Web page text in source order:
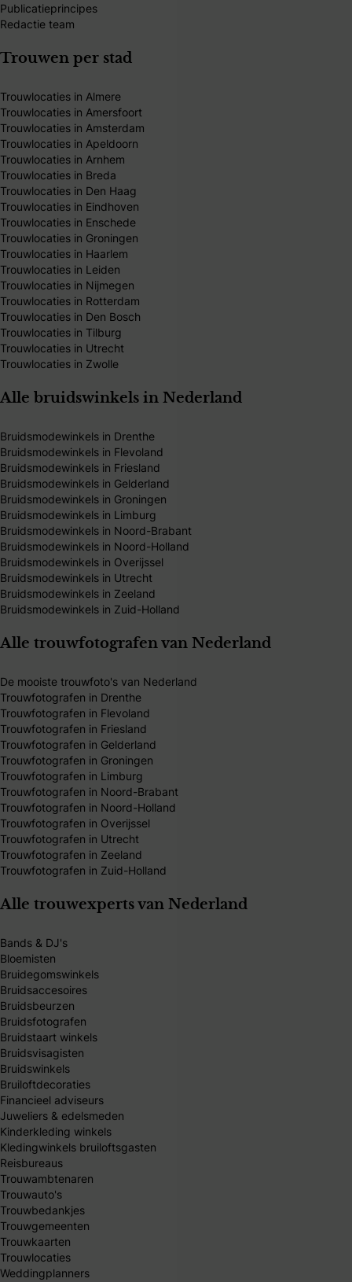
Publicatieprincipes
Redactie team
Trouwen per stad
Trouwlocaties in Almere
Trouwlocaties in Amersfoort
Trouwlocaties in Amsterdam
Trouwlocaties in Apeldoorn
Trouwlocaties in Arnhem
Trouwlocaties in Breda
Trouwlocaties in Den Haag
Trouwlocaties in Eindhoven
Trouwlocaties in Enschede
Trouwlocaties in Groningen
Trouwlocaties in Haarlem
Trouwlocaties in Leiden
Trouwlocaties in Nijmegen
Trouwlocaties in Rotterdam
Trouwlocaties in Den Bosch
Trouwlocaties in Tilburg
Trouwlocaties in Utrecht
Trouwlocaties in Zwolle
Alle bruidswinkels in Nederland
Bruidsmodewinkels in Drenthe
Bruidsmodewinkels in Flevoland
Bruidsmodewinkels in Friesland
Bruidsmodewinkels in Gelderland
Bruidsmodewinkels in Groningen
Bruidsmodewinkels in Limburg
Bruidsmodewinkels in Noord-Brabant
Bruidsmodewinkels in Noord-Holland
Bruidsmodewinkels in Overijssel
Bruidsmodewinkels in Utrecht
Bruidsmodewinkels in Zeeland
Bruidsmodewinkels in Zuid-Holland
Alle trouwfotografen van Nederland
De mooiste trouwfoto's van Nederland
Trouwfotografen in Drenthe
Trouwfotografen in Flevoland
Trouwfotografen in Friesland
Trouwfotografen in Gelderland
Trouwfotografen in Groningen
Trouwfotografen in Limburg
Trouwfotografen in Noord-Brabant
Trouwfotografen in Noord-Holland
Trouwfotografen in Overijssel
Trouwfotografen in Utrecht
Trouwfotografen in Zeeland
Trouwfotografen in Zuid-Holland
Alle trouwexperts van Nederland
Bands & DJ's
Bloemisten
Bruidegomswinkels
Bruidsaccesoires
Bruidsbeurzen
Bruidsfotografen
Bruidstaart winkels
Bruidsvisagisten
Bruidswinkels
Bruiloftdecoraties
Financieel adviseurs
Juweliers & edelsmeden
Kinderkleding winkels
Kledingwinkels bruiloftsgasten
Reisbureaus
Trouwambtenaren
Trouwauto's
Trouwbedankjes
Trouwgemeenten
Trouwkaarten
Trouwlocaties
Weddingplanners